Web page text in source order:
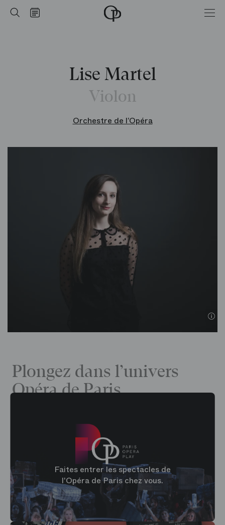
Rechercher
Calendrier Accueil
Lise Martel
Violon
Orchestre de l’Opéra
Plongez dans l’univers
Opéra de Paris
Faites entrer les spectacles de
l'Opéra de Paris chez vous.